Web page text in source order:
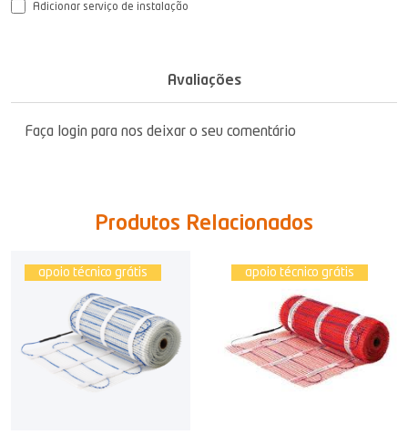
Adicionar serviço de instalação
Avaliações
Faça login para nos deixar o seu comentário
Produtos Relacionados
apoio técnico grátis apoio técnico grátis